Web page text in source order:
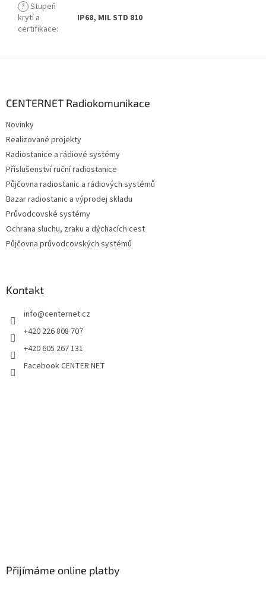
? Stupeň
krytí a
certifikace:
IP68, MIL STD 810
CENTERNET Radiokomunikace
Novinky
Realizované projekty
Radiostanice a rádiové systémy
Příslušenství ruční radiostanice
Půjčovna radiostanic a rádiových systémů
Bazar radiostanic a výprodej skladu
Průvodcovské systémy
Ochrana sluchu, zraku a dýchacích cest
Půjčovna průvodcovských systémů
Kontakt
info@centernet.cz
+420 226 808 707
+420 605 267 131
Facebook CENTER NET
Přijímáme online platby